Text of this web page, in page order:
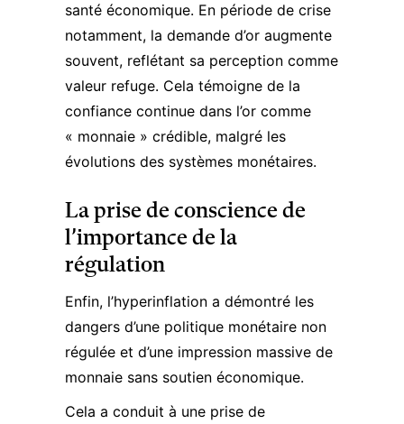
santé économique. En période de crise
notamment, la demande d’or augmente
souvent, reflétant sa perception comme
valeur refuge. Cela témoigne de la
confiance continue dans l’or comme
« monnaie » crédible, malgré les
évolutions des systèmes monétaires.
La prise de conscience de
l’importance de la
régulation
Enfin, l’hyperinflation a démontré les
dangers d’une politique monétaire non
régulée et d’une impression massive de
monnaie sans soutien économique.
Cela a conduit à une prise de